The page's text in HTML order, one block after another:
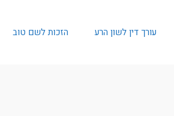
עורך דין לשון הרע הזכות לשם טוב